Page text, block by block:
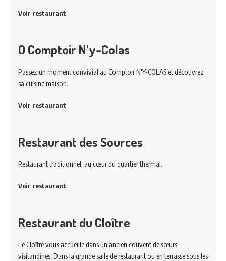
Voir restaurant
O Comptoir N’y-Colas
Passez un moment convivial au Comptoir N'Y-COLAS et découvrez
sa cuisine maison.
Voir restaurant
Restaurant des Sources
Restaurant traditionnel, au cœur du quartier thermal.
Voir restaurant
Restaurant du Cloître
Le Cloître vous accueille dans un ancien couvent de sœurs
visitandines. Dans la grande salle de restaurant ou en terrasse sous les